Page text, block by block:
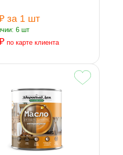
за 1 шт
6 шт
по карте клиента